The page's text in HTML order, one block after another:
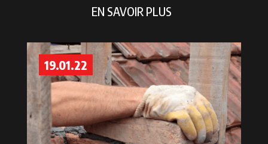
EN SAVOIR PLUS
19.01.22